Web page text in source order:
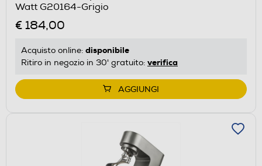
Watt G20164-Grigio
€ 184,00
Acquisto online: disponibile
Ritiro in negozio in 30' gratuito: verifica
AGGIUNGI